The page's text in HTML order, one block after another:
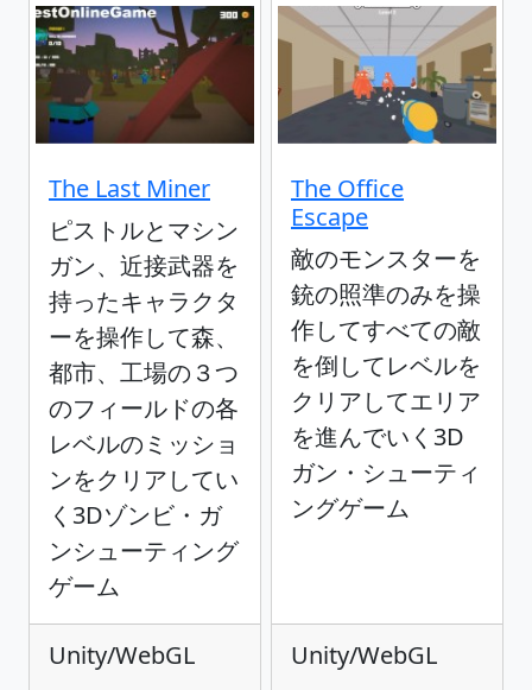
The Last Miner
ピストルとマシン
ガン、近接武器を
持ったキャラクタ
ーを操作して森、
都市、工場の３つ
のフィールドの各
レベルのミッショ
ンをクリアしてい
く3Dゾンビ・ガ
ンシューティング
ゲーム
Unity/WebGL
The Office
Escape
敵のモンスターを
銃の照準のみを操
作してすべての敵
を倒してレベルを
クリアしてエリア
を進んでいく3D
ガン・シューティ
ングゲーム
Unity/WebGL